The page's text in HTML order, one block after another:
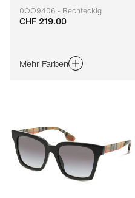
0OO9406 - Rechteckig
Anpassbar
CHF 219.00
Mehr Farben